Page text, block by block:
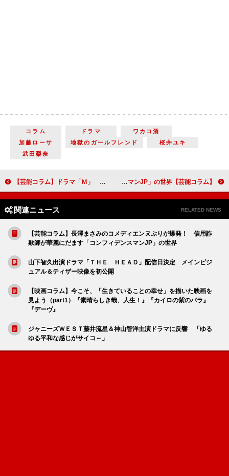
コラム ドラマ
ワカコ酒
加藤ローサ
地獄のガールフレンド
桜井ユキ
武田梨奈
【芸能コラム】ドラマ「Ｍ」 アユ役の安斉かれんは“リアル歌姫”になれるのか…？ 【芸能コラム】長澤まさみのコメディエンヌぶりが爆発！ 信用詐欺師が華麗にだます「コンフィデンスマンJP」の世界
関連ニュース RELATED NEWS
【芸能コラム】長澤まさみのコメディエンヌぶりが爆発！ 信用詐
欺師が華麗にだます「コンフィデンスマンJP」の世界
山下智久出演ドラマ「ＴＨＥ ＨＥＡＤ」配信日決定 メインビジ
ュアル＆ティザー映像を初公開
【映画コラム】今こそ、「生きていることの幸せ」を描いた映画を
見よう（part1）『素晴らしき哉、人生！』『カイロの紫のバラ』
『デーヴ』
ジャニーズＷＥＳＴ藤井流星＆神山智洋主演ドラマに反響 「ゆる
ゆる平和な感じがサイコ～」